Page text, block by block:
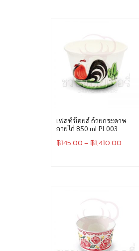
เฟสท์ช้อยส์ ถ้วยกระดาษ
ลายไก่ 850 ml PL003
฿145.00– ฿1,410.00